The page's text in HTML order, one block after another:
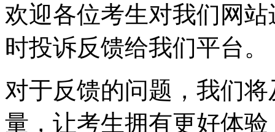
欢迎各位考生对我们网
时投诉反馈给我们平台。
对于反馈的问题，我们
量，让考生拥有更好体验